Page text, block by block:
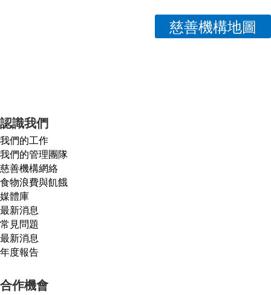
慈善機構地圖
認識我們
我們的工作
我們的管理團隊
慈善機構網絡
食物浪費與飢餓
媒體庫
最新消息
常見問題
最新消息
年度報告
合作機會